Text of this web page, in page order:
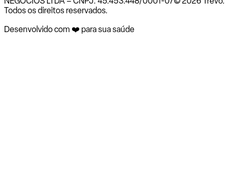
Todos os direitos reservados.
Desenvolvido com ❤️ para sua saúde